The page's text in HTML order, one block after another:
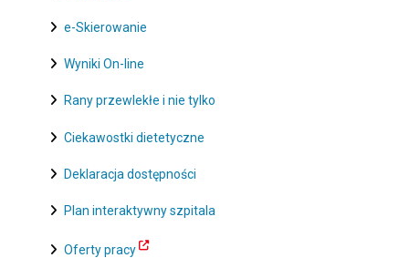
e-Skierowanie
Wyniki On-line
Rany przewlekłe i nie tylko
Ciekawostki dietetyczne
Deklaracja dostępności
Plan interaktywny szpitala
Oferty pracy